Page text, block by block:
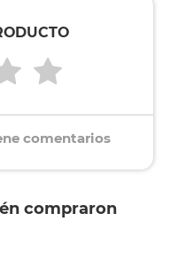
comentarios
compraron